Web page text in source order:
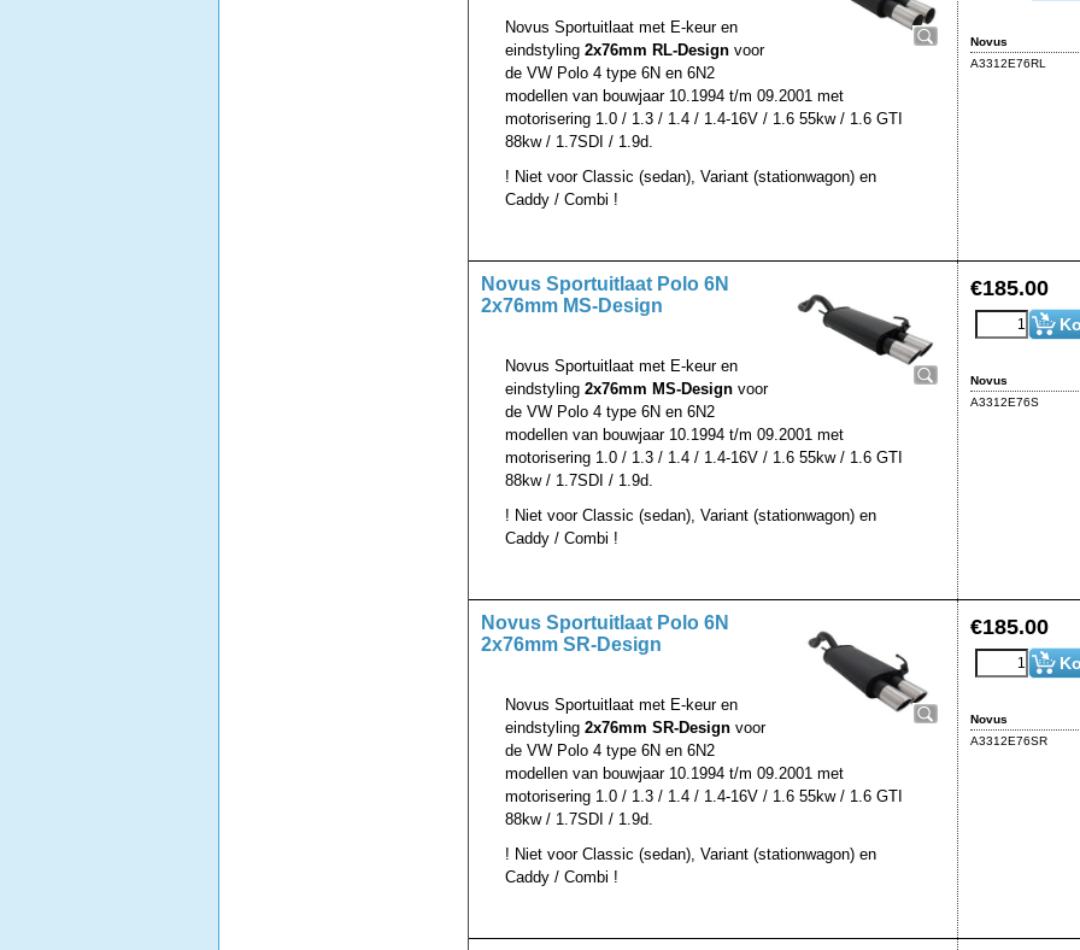
Novus
A3312E76RL
Novus Sportuitlaat met E-keur en
eindstyling 2x76mm RL-Design voor
de VW Polo 4 type 6N en 6N2
modellen van bouwjaar 10.1994 t/m 09.2001 met
motorisering 1.0 / 1.3 / 1.4 / 1.4-16V / 1.6 55kw / 1.6 GTI
88kw / 1.7SDI / 1.9d.
! Niet voor Classic (sedan), Variant (stationwagon) en
Caddy / Combi !
€185.00
Novus
A3312E76S
Novus Sportuitlaat Polo 6N
2x76mm MS-Design
Novus Sportuitlaat met E-keur en
eindstyling 2x76mm MS-Design voor
de VW Polo 4 type 6N en 6N2
modellen van bouwjaar 10.1994 t/m 09.2001 met
motorisering 1.0 / 1.3 / 1.4 / 1.4-16V / 1.6 55kw / 1.6 GTI
88kw / 1.7SDI / 1.9d.
! Niet voor Classic (sedan), Variant (stationwagon) en
Caddy / Combi !
€185.00
Novus
A3312E76SR
Novus Sportuitlaat Polo 6N
2x76mm SR-Design
Novus Sportuitlaat met E-keur en
eindstyling 2x76mm SR-Design voor
de VW Polo 4 type 6N en 6N2
modellen van bouwjaar 10.1994 t/m 09.2001 met
motorisering 1.0 / 1.3 / 1.4 / 1.4-16V / 1.6 55kw / 1.6 GTI
88kw / 1.7SDI / 1.9d.
! Niet voor Classic (sedan), Variant (stationwagon) en
Caddy / Combi !